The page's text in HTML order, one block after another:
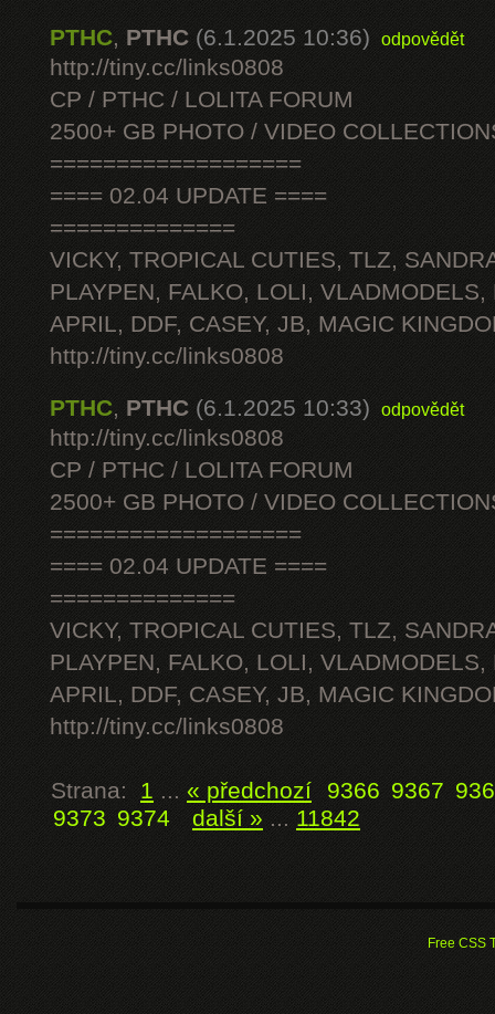
PTHC, PTHC (6.1.2025 10:36) odpovědět
http://tiny.cc/links0808
CP / PTHC / LOLITA FORUM
2500+ GB PHOTO / VIDEO
===================
==== 02.04 UPDATE ====
==============
VICKY, TROPICAL CUTIES, TLZ,
PLAYPEN, FALKO, LOLI, VLADMODELS,
APRIL, DDF, CASEY, JB, MAGIC
http://tiny.cc/links0808
PTHC, PTHC (6.1.2025 10:33) odpovědět
http://tiny.cc/links0808
CP / PTHC / LOLITA FORUM
2500+ GB PHOTO / VIDEO
===================
==== 02.04 UPDATE ====
==============
VICKY, TROPICAL CUTIES, TLZ,
PLAYPEN, FALKO, LOLI, VLADMODELS,
APRIL, DDF, CASEY, JB, MAGIC
http://tiny.cc/links0808
Strana: 1 ... « předchozí 9366 9367
9373 9374 další » ... 11842
Free CSS